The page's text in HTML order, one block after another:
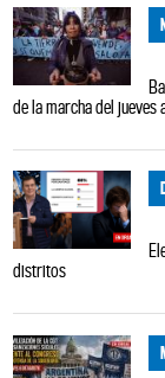
de la marcha del jueves
distritos